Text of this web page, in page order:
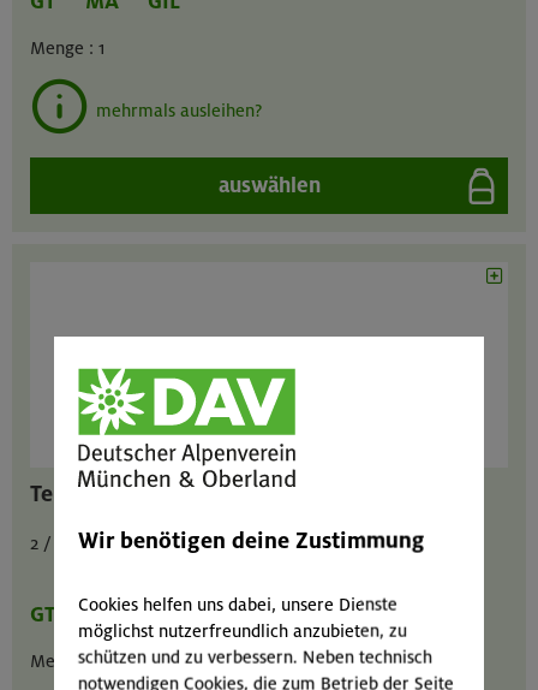
Menge : 1
mehrmals ausleihen?
auswählen
Teleskopstöcke 3-teilig
2 / 1 / 4 € pro Tag
GT MA GIL
Menge :1
Wir benötigen deine Zustimmung
Cookies helfen uns dabei, unsere Dienste
möglichst nutzerfreundlich anzubieten, zu
schützen und zu verbessern. Neben technisch
notwendigen Cookies, die zum Betrieb der Seite